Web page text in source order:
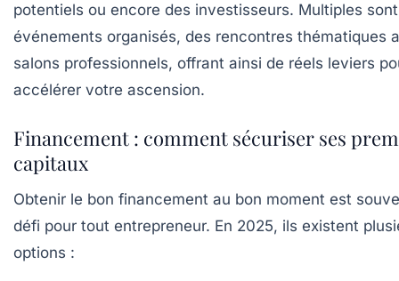
potentiels ou encore des investisseurs. Multiples
événements organisés, des rencontres thématiques
salons professionnels, offrant ainsi de réels leviers
accélérer votre ascension.
Financement : comment sécuriser ses
capitaux
Obtenir le bon financement au bon moment est
défi pour tout entrepreneur. En 2025, ils existent
options :